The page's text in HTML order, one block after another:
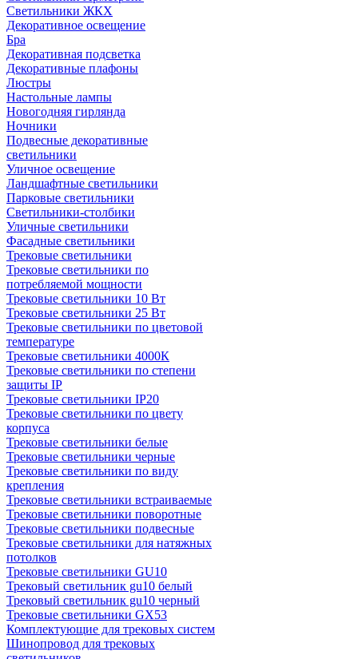
Светильники ЖКХ
Декоративное освещение
Бра
Декоративная подсветка
Декоративные плафоны
Люстры
Настольные лампы
Новогодняя гирлянда
Ночники
Подвесные декоративные
светильники
Уличное освещение
Ландшафтные светильники
Парковые светильники
Светильники-столбики
Уличные светильники
Фасадные светильники
Трековые светильники
Трековые светильники по
потребляемой мощности
Трековые светильники 10 Вт
Трековые светильники 25 Вт
Трековые светильники по цветовой
температуре
Трековые светильники 4000К
Трековые светильники по степени
защиты IP
Трековые светильники IP20
Трековые светильники по цвету
корпуса
Трековые светильники белые
Трековые светильники черные
Трековые светильники по виду
крепления
Трековые светильники встраиваемые
Трековые светильники поворотные
Трековые светильники подвесные
Трековые светильники для натяжных
потолков
Трековые светильники GU10
Трековый светильник gu10 белый
Трековый светильник gu10 черный
Трековые светильники GX53
Комплектующие для трековых систем
Шинопровод для трековых